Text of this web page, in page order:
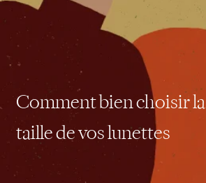
Comment bien choisir la
taille de vos lunettes